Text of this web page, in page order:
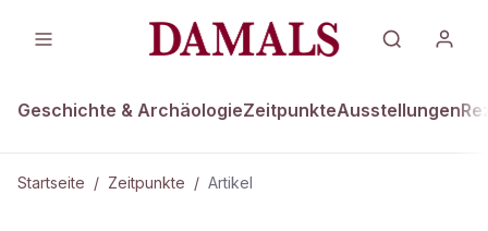
Geschichte & ArchäologieZeitpunkteAusstellungen
Startseite / Zeitpunkte / Artikel